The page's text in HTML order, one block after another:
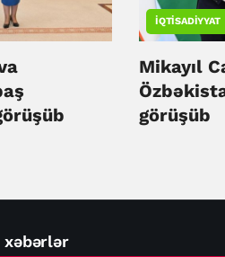
İQTISADIYYAT
Mikayıl
görüşüb
xəbərlər